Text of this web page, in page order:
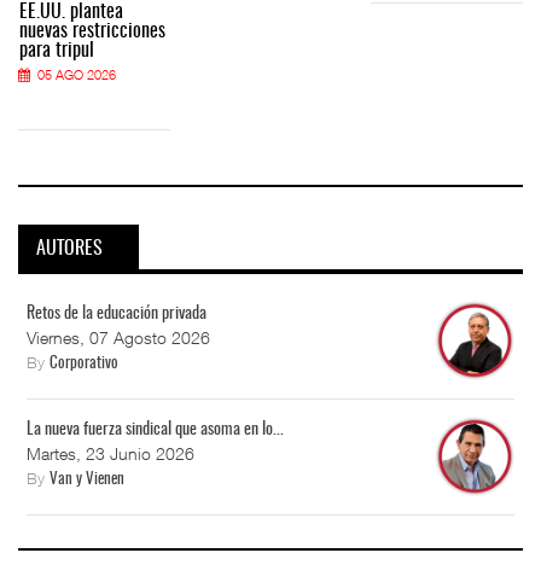
EE.UU. plantea
nuevas restricciones
para tripul
05 AGO 2026
AUTORES
Retos de la educación privada
Viernes, 07 Agosto 2026
By Corporativo
La nueva fuerza sindical que asoma en lo...
Martes, 23 Junio 2026
By Van y Vienen